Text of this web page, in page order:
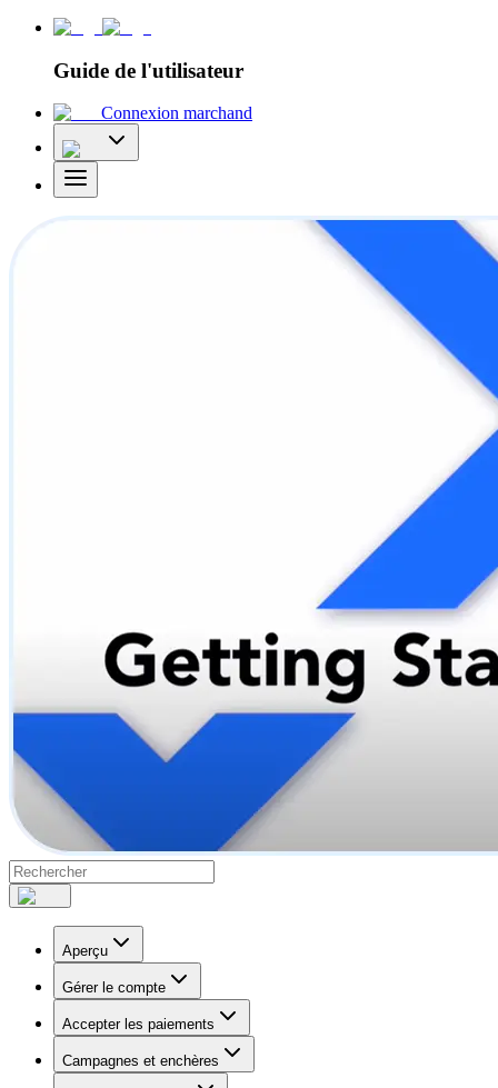
Guide de l'utilisateur
Connexion marchand
Aperçu
Gérer le compte
Accepter les paiements
Campagnes et enchères